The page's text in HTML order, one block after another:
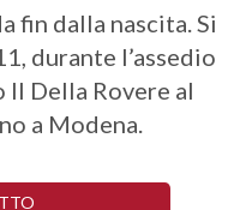
fin dalla nascita. Si
durante l’assedio
Della Rovere al
a Modena.